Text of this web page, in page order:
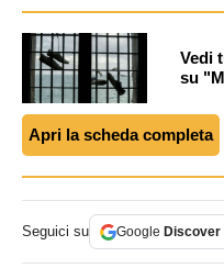
Vedi
su
Apri la scheda completa
Seguici su Google Discover